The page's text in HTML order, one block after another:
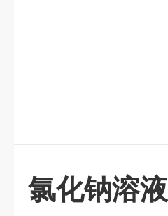
氯化钠溶液